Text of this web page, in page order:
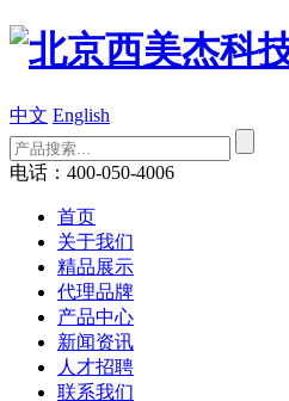
中文 English
电话：400-050-4006
首页
关于我们
精品展示
代理品牌
产品中心
新闻资讯
人才招聘
联系我们